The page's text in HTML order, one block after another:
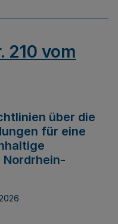
210 vom
über die
für eine